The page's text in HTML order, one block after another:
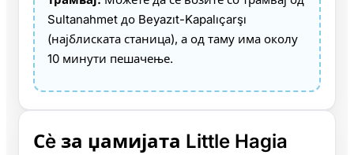
Sultanahmet до Beyazıt-Kapalıçarşı
(најблиската станица), а од таму има околу
10 минути пешачење.
Сè за џамијата Little Hagia